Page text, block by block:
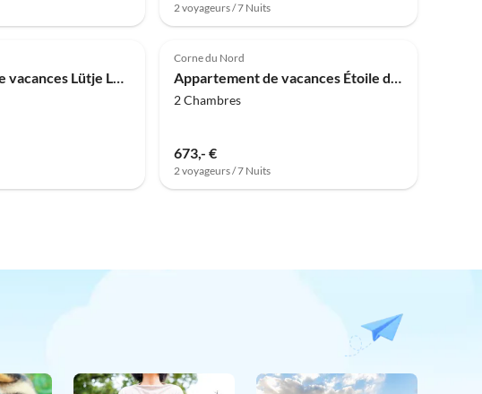
2 voyageurs / 7 Nuits
Annonce
Appartement de vacances Lütje Lugger dans le Winkelschiffchen III
Annonce
Corne du Nord
Appartement de vacances Étoile de Mer 1 - Nordhorn
2 Chambres
673,- €
2 voyageurs / 7 Nuits